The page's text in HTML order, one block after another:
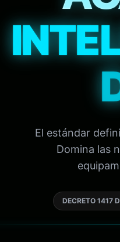
El estándar
Domina las
DECRETO 1417